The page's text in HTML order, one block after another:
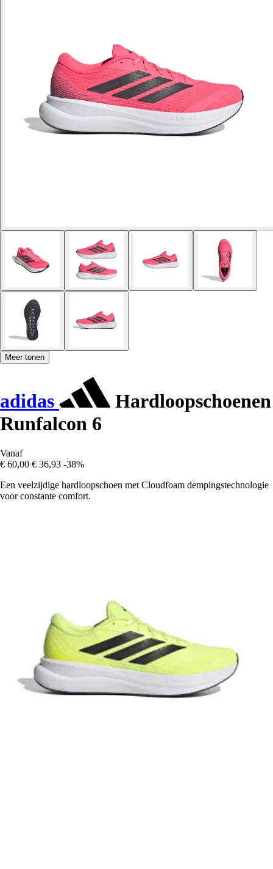
Meer tonen
adidas
Hardloopschoenen
Runfalcon 6
Vanaf
€ 60,00 € 36,93 -38%
Een veelzijdige hardloopschoen met Cloudfoam dempingstechnologie
voor constante comfort.